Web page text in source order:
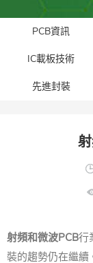
PCB資訊
IC載板技術
先進封裝​
射頻和微波PCB行
裝的趨勢仍在繼續